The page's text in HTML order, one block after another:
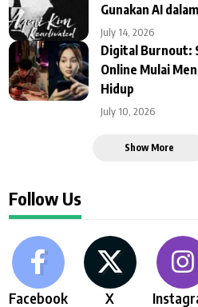
Gunakan AI
July 14, 2026
Digital Burnout:
Online Mulai
Hidup
July 10, 2026
Show More
Follow Us
Facebook X